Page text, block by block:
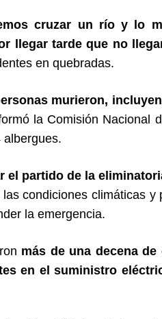
cruzar un río y lo
llegar tarde que no
en quebradas.
murieron,
la Comisión Nacional
albergues.
el partido de la
condiciones climáticas y
la emergencia.
más de una decena
en el suministro